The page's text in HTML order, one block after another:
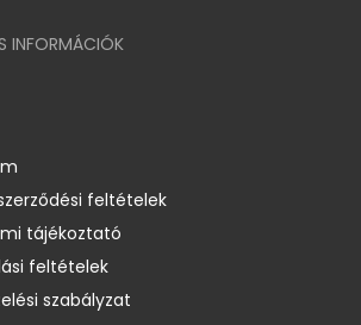
INFORMÁCIÓK
feltételek
tájékoztató
feltételek
szabályzat